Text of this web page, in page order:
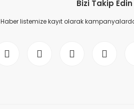
Bizi Takip Edin
Haber listemize kayıt olarak